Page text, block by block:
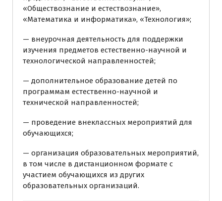
«Обществознание и естествознание»,
«Математика и информатика», «Технология»;
— внеурочная деятельность для поддержки
изучения предметов естественно-научной и
технологической направленностей;
— дополнительное образование детей по
программам естественно-научной и
технической направленностей;
— проведение внеклассных мероприятий для
обучающихся;
— организация образовательных мероприятий,
в том числе в дистанционном формате с
участием обучающихся из других
образовательных организаций.